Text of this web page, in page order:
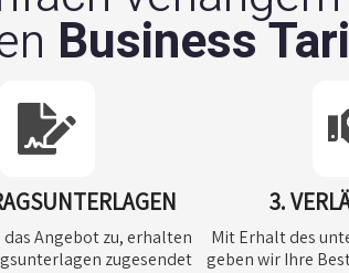
Business
Angebot zu, erhalten
zugesendet
3.
Mit Erhalt des
geben wir Ihre